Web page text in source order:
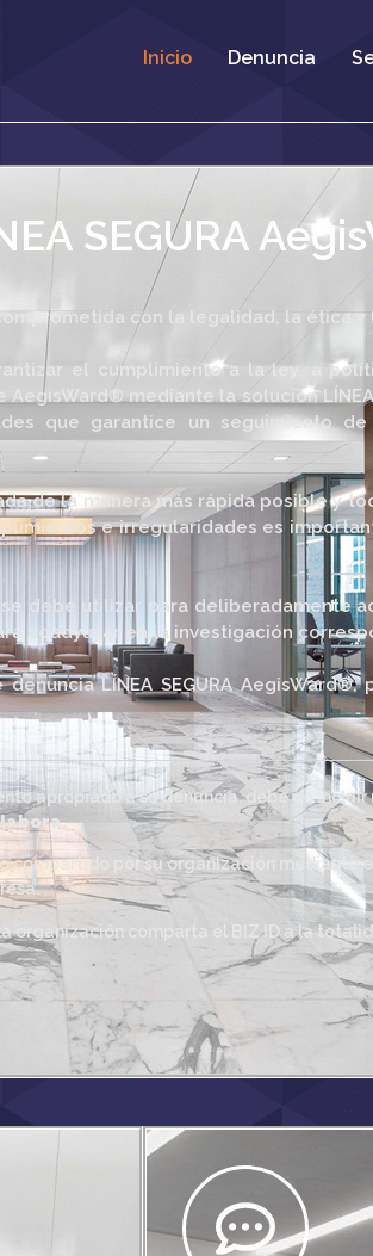
Inicio Denuncia
SEGURA
con la legalidad, la ética y
el cumplimiento a la ley, a
mediante la solución
que garantice un seguimiento
de la manera más rápida posible y
e irregularidades es
se debe utilizar para
coadyuvar en la investigación
LÍNEA SEGURA
apropiado a su denuncia, debe de
labora.
compartido por su organización mediante
organización comparta el BIZ ID a la